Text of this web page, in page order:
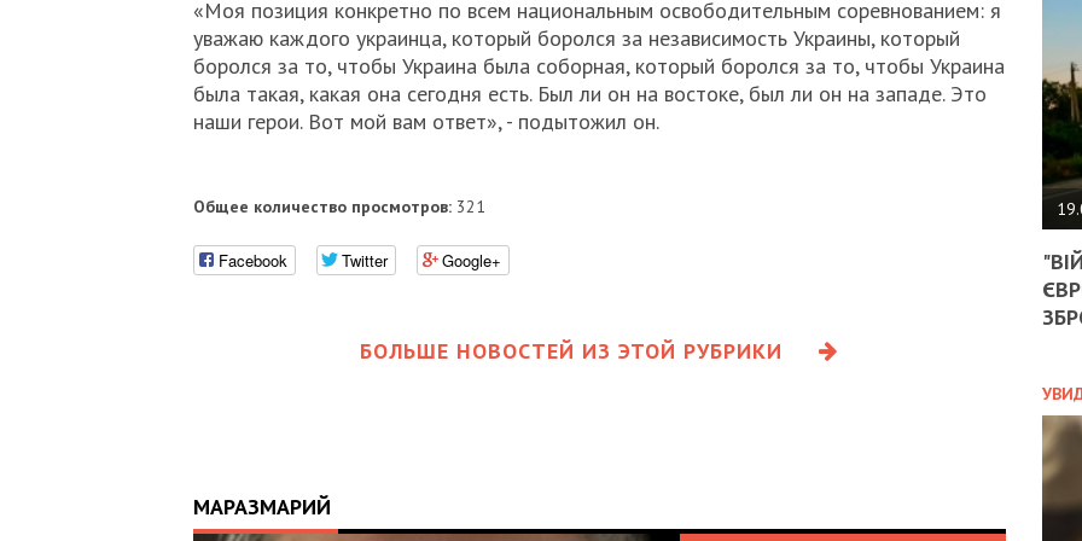
«Моя позиция конкретно по всем национальным освободительным соревнованием: я
уважаю каждого украинца, который боролся за независимость Украины, который
боролся за то, чтобы Украина была соборная, который боролся за то, чтобы Украина
была такая, какая она сегодня есть. Был ли он на востоке, был ли он на западе. Это
наши герои. Вот мой вам ответ», - подытожил он.
Общее количество просмотров:321
Facebook Twitter Google+
БОЛЬШЕ НОВОСТЕЙ ИЗ ЭТОЙ РУБРИКИ
МАРАЗМАРИЙ
НА